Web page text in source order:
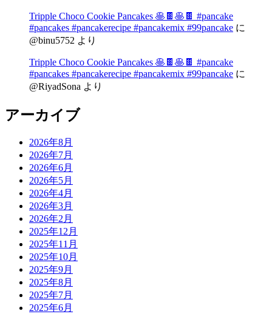
Tripple Choco Cookie Pancakes 🥞🍫🥞🍫 #pancake
#pancakes #pancakerecipe #pancakemix #99pancake に
@binu5752 より
Tripple Choco Cookie Pancakes 🥞🍫🥞🍫 #pancake
#pancakes #pancakerecipe #pancakemix #99pancake に
@RiyadSona より
アーカイブ
2026年8月
2026年7月
2026年6月
2026年5月
2026年4月
2026年3月
2026年2月
2025年12月
2025年11月
2025年10月
2025年9月
2025年8月
2025年7月
2025年6月